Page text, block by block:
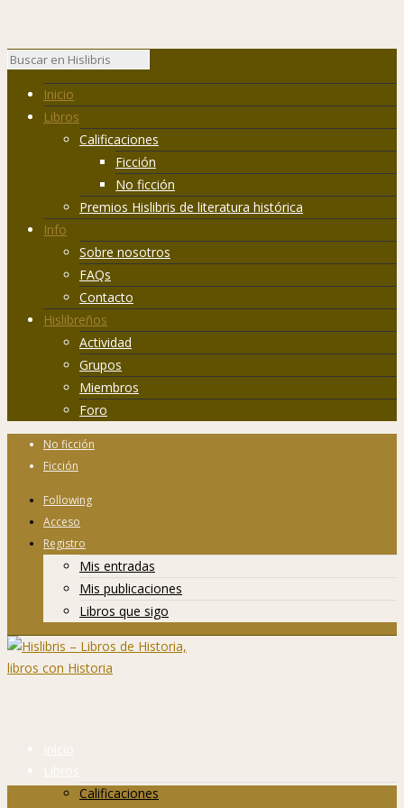
Inicio
Libros
Calificaciones
Ficción
No ficción
Premios Hislibris de literatura histórica
Info
Sobre nosotros
FAQs
Contacto
Hislibreños
Actividad
Grupos
Miembros
Foro
No ficción
Ficción
Following
Acceso
Registro
Mis entradas
Mis publicaciones
Libros que sigo
Inicio
Libros
Calificaciones